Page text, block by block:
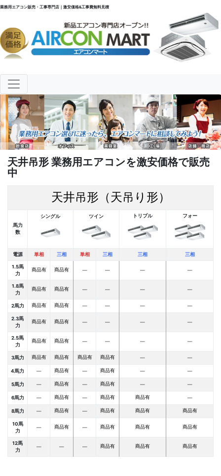
業務用エアコン販売・工事専門店｜激安価格&工事費無料見積
天井吊形 業務用エアコンを激安価格で販売
中
天井吊形（天吊り形）
馬力
数
シングル ツイン トリプル フォー
電源 単相 三相 単相 三相 三相 三相
1.5馬
力
商品有 商品有 ― ― ― ―
1.8馬
力
商品有 商品有 ― ― ― ―
2馬力 商品有 商品有 ― ― ― ―
2.3馬
力
商品有 商品有 ― ― ― ―
2.5馬
力
商品有 商品有 ― ― ― ―
3馬力 商品有 商品有 商品有 商品有 ― ―
4馬力 ― 商品有 ― 商品有 ― ―
5馬力 ― 商品有 ― 商品有 ― ―
6馬力 ― 商品有 ― 商品有 商品有 ―
8馬力 ― 商品有 ― 商品有 商品有 商品有
10馬
力
― 商品有 ― 商品有 商品有 商品有
12馬
力
― ― ― 商品有 商品有 商品有